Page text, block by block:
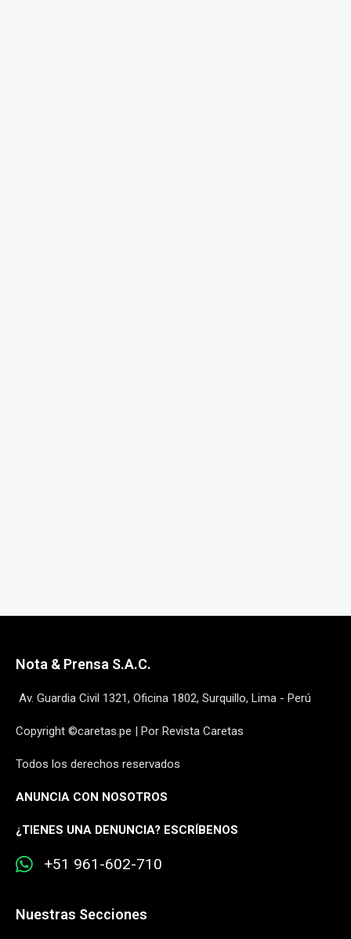
Nota & Prensa S.A.C.
Av. Guardia Civil 1321, Oficina 1802, Surquillo, Lima - Perú
Copyright ©caretas.pe | Por Revista Caretas
Todos los derechos reservados
ANUNCIA CON NOSOTROS
¿TIENES UNA DENUNCIA? ESCRÍBENOS
+51 961-602-710
Nuestras Secciones